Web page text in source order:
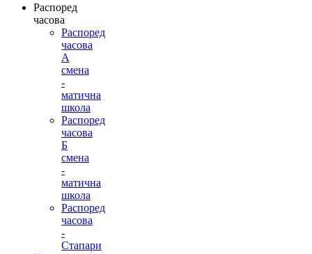
Распоред
часова
Распоред
часова
А
смена
-
матична
школа
Распоред
часова
Б
смена
-
матична
школа
Распоред
часова
-
Стапари